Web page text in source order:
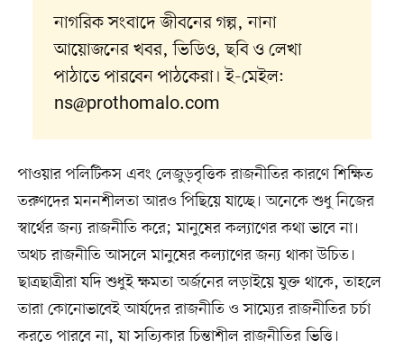
নাগরিক সংবাদে জীবনের গল্প, নানা
আয়োজনের খবর, ভিডিও, ছবি ও লেখা
পাঠাতে পারবেন পাঠকেরা। ই-মেইল:
ns@prothomalo.com
পাওয়ার পলিটিকস এবং লেজুড়বৃত্তিক রাজনীতির কারণে শিক্ষিত
তরুণদের মননশীলতা আরও পিছিয়ে যাচ্ছে। অনেকে শুধু নিজের
স্বার্থের জন্য রাজনীতি করে; মানুষের কল্যাণের কথা ভাবে না।
অথচ রাজনীতি আসলে মানুষের কল্যাণের জন্য থাকা উচিত।
ছাত্রছাত্রীরা যদি শুধুই ক্ষমতা অর্জনের লড়াইয়ে যুক্ত থাকে, তাহলে
তারা কোনোভাবেই আর্যদের রাজনীতি ও সাম্যের রাজনীতির চর্চা
করতে পারবে না, যা সত্যিকার চিন্তাশীল রাজনীতির ভিত্তি।